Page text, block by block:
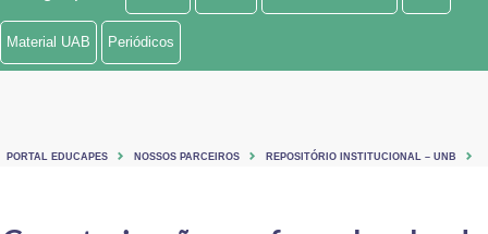
Ministério de Minas e Energia
Material UAB Periódicos
PORTAL EDUCAPES NOSSOS PARCEIROS REPOSITÓRIO INSTITUCIONAL – UNB